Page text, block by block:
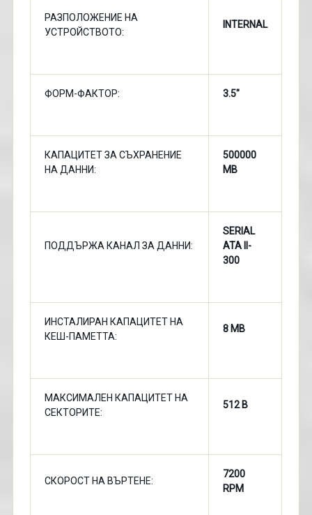
РАЗПОЛОЖЕНИЕ НА
УСТРОЙСТВОТО:
INTERNAL
ФОРМ-ФАКТОР: 3.5"
КАПАЦИТЕТ ЗА СЪХРАНЕНИЕ
НА ДАННИ:
500000
MB
ПОДДЪРЖА КАНАЛ ЗА ДАННИ:
SERIAL
ATA II-
300
ИНСТАЛИРАН КАПАЦИТЕТ НА
КЕШ-ПАМЕТТА:
8 MB
МАКСИМАЛЕН КАПАЦИТЕТ НА
СЕКТОРИТЕ:
512 B
СКОРОСТ НА ВЪРТЕНЕ:
7200
RPM